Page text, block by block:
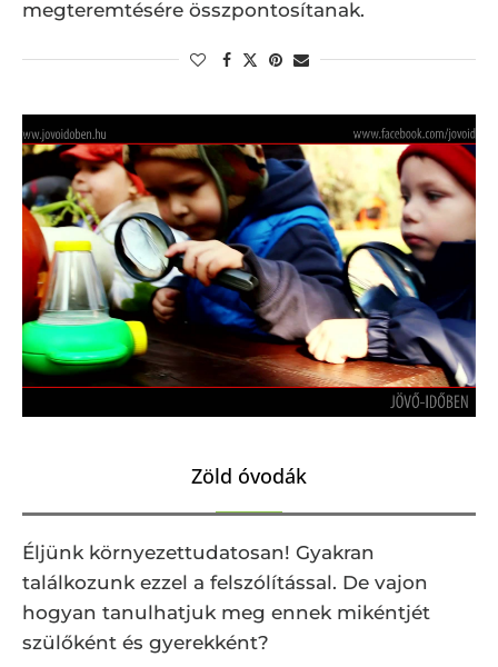
megteremtésére összpontosítanak.
Zöld óvodák
Éljünk környezettudatosan! Gyakran
találkozunk ezzel a felszólítással. De vajon
hogyan tanulhatjuk meg ennek mikéntjét
szülőként és gyerekként?